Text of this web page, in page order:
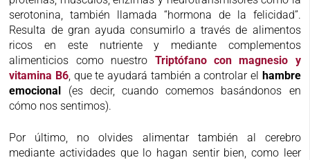
serotonina, también llamada “hormona de la felicidad”.
Resulta de gran ayuda consumirlo a través de alimentos
ricos en este nutriente y mediante complementos
alimenticios como nuestro Triptófano con magnesio y
vitamina B6, que te ayudará también a controlar el hambre
emocional (es decir, cuando comemos basándonos en
cómo nos sentimos).
Por último, no olvides alimentar también al cerebro
mediante actividades que lo hagan sentir bien, como leer